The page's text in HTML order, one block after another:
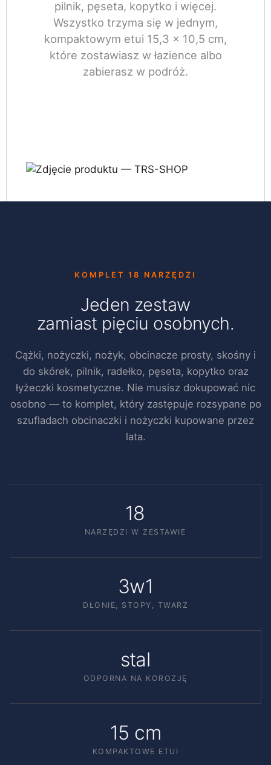
pilnik, pęseta, kopytko i więcej.
Wszystko trzyma się w jednym,
kompaktowym etui 15,3 × 10,5 cm,
które zostawiasz w łazience albo
zabierasz w podróż.
KOMPLET 18 NARZĘDZI
Jeden zestaw
zamiast pięciu osobnych.
Cążki, nożyczki, nożyk, obcinacze prosty, skośny i
do skórek, pilnik, radełko, pęseta, kopytko oraz
łyżeczki kosmetyczne. Nie musisz dokupować nic
osobno — to komplet, który zastępuje rozsypane po
szufladach obcinaczki i nożyczki kupowane przez
lata.
18
NARZĘDZI W ZESTAWIE
3w1
DŁONIE, STOPY, TWARZ
stal
ODPORNA NA KOROZJĘ
15 cm
KOMPAKTOWE ETUI